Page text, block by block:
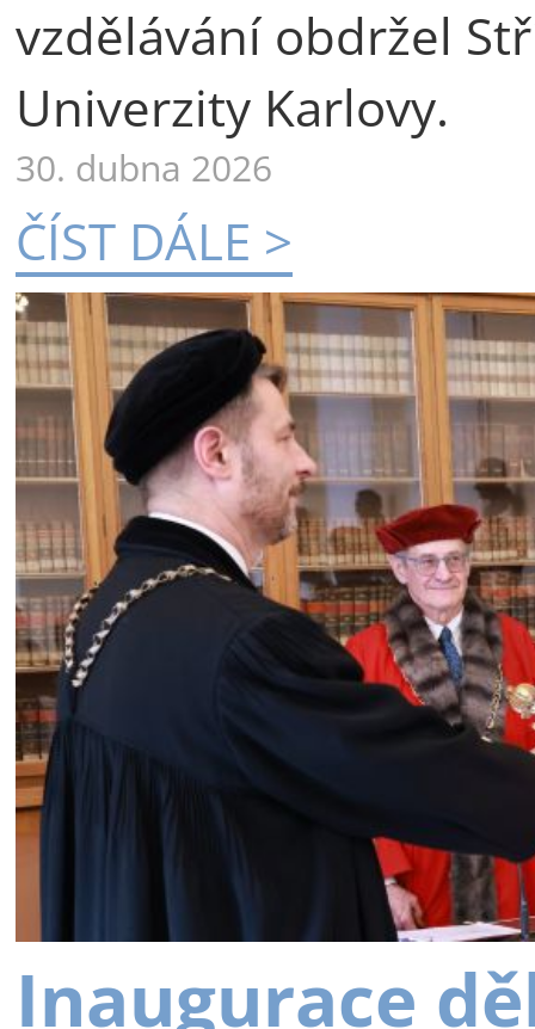
vzdělávání obdržel
Univerzity Karlovy.
30. dubna 2026
ČÍST DÁLE >
Inaugurace